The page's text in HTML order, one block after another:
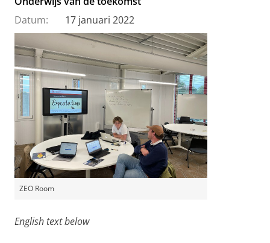
Datum:
17 januari 2022
ZEO Room
English text below